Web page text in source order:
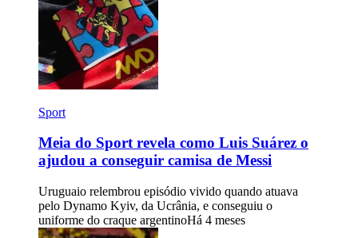
Sport
Meia do Sport revela como Luis Suárez o
ajudou a conseguir camisa de Messi
Uruguaio relembrou episódio vivido quando atuava
pelo Dynamo Kyiv, da Ucrânia, e conseguiu o
uniforme do craque argentinoHá 4 meses